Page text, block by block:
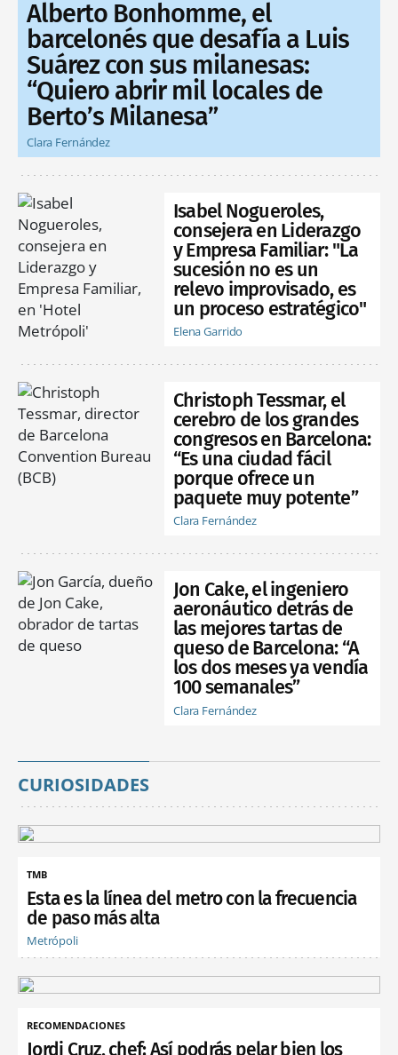
Alberto Bonhomme, el
barcelonés que desafía a Luis
Suárez con sus milanesas:
“Quiero abrir mil locales de
Berto’s Milanesa”
Clara Fernández
Isabel Nogueroles,
consejera en Liderazgo
y Empresa Familiar: "La
sucesión no es un
relevo improvisado, es
un proceso estratégico"
Elena Garrido
Christoph Tessmar, el
cerebro de los grandes
congresos en Barcelona:
“Es una ciudad fácil
porque ofrece un
paquete muy potente”
Clara Fernández
Jon Cake, el ingeniero
aeronáutico detrás de
las mejores tartas de
queso de Barcelona: “A
los dos meses ya vendía
100 semanales”
Clara Fernández
CURIOSIDADES
TMB
Esta es la línea del metro con la frecuencia
de paso más alta
Metrópoli
RECOMENDACIONES
Jordi Cruz, chef: Así podrás pelar bien los